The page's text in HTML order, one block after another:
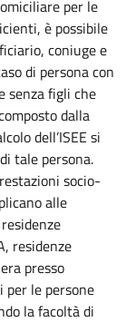
per le
è possibile
coniuge e
di persona con
senza figli che
dalla
dell’ISEE si
tale persona.
socio-
alle
residenze
presso
le persone
la facoltà di